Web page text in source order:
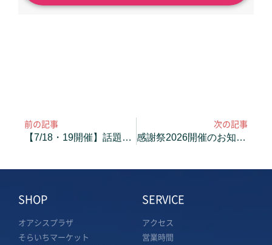
前の記事
【7/18・19開催】話題の宝石スイーツ「スノージュエリー」特別試食販売会
次の記事
感謝祭2026開催のお知らせ
SHOP
オアシスプラザ
そらいちマーケット
SERVICE
アクセス
営業時間